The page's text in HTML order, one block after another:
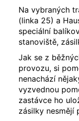
Na vybraných
(linka 25) a
speciální
stanoviště,
Jak se z
provozu, si
nenachází
vyzvednou
zastávce ho
zásilky nesmějí